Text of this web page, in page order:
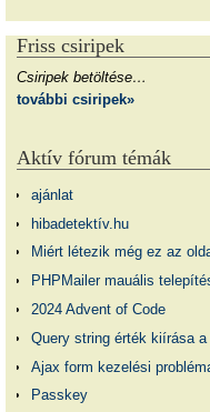
Friss csiripek
Csiripek betöltése…
további csiripek»
Aktív fórum témák
ajánlat
hibadetektív.hu
Miért létezik még ez az
PHPMailer mauális
2024 Advent of Code
Query string érték kiírása a
Ajax form kezelési
Passkey